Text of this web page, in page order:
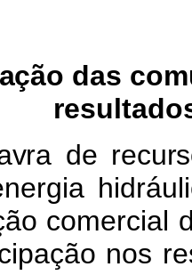
das
de
comercial
nos